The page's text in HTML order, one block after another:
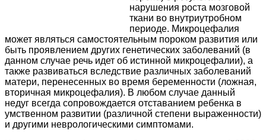
нарушения роста мозговой
ткани во внутриутробном
периоде. Микроцефалия
может являться самостоятельным пороком развития или
быть проявлением других генетических заболеваний (в
данном случае речь идет об истинной микроцефалии), а
также развиваться вследствие различных заболеваний
матери, перенесенных во время беременности (ложная,
вторичная микроцефалия). В любом случае данный
недуг всегда сопровождается отставанием ребенка в
умственном развитии (различной степени выраженности)
и другими неврологическими симптомами.